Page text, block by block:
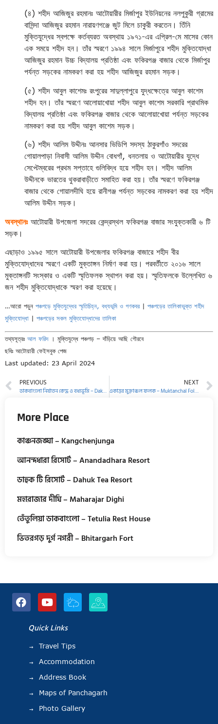
(৪) শহীদ আজিজুর রহমানঃ আটোয়ারীর মির্জাপুর ইউনিয়নের নলপুকুরী গ্রামের
বাসিন্দা আজিজুর রহমান নারায়ণগঞ্জে জুট মিলে চাকুরী করতেন। তিঁনি
মুক্তিযুদ্ধের স্বপক্ষে কর্তব্যরত অবস্থায় ১৯৭১-এর এপ্রিল-মে মাসের কোন
এক সময়ে শহীদ হন। তাঁর স্মরণে ১৯৯৪ সালে মির্জাপুরে শহীদ মুক্তিযোদ্ধা
আজিজুর রহমান উচ্চ বিদ্যালয় প্রতিষ্ঠা এবং ফকিরগঞ্জ বাজার থেকে মির্জাপুর
পর্যন্ত সড়কের নামকরণ করা হয় শহীদ আজিজুর রহমান সড়ক।
(৫) শহীদ আবুল কাশেমঃ রংপুরের সাদুল্লাপুরে যুদ্ধক্ষেত্রে আবুল কাশেম
শহীদ হন। তাঁর স্মরণে আলোয়াখোয়া শহীদ আবুল কাশেম সরকারি প্রাথমিক
বিদ্যালয় প্রতিষ্ঠা এবং ফকিরগঞ্জ বাজার থেকে আলোয়াখোয়া পর্যন্ত সড়কের
নামকরণ করা হয় শহীদ আবুল কাশেম সড়ক।
(৬) শহীদ আলিম উদ্দীনঃ আনসার ভিডিপি সদস্য ঠাকুরগাঁও সদরের
গোয়ালপাড়া নিবাসী আলিম উদ্দীন বোধগাঁ, ধনতলায় ও আটোয়ারীর যুদ্ধে
সেপ্টেম্বরের প্রথম সপ্তাহে গুলিবিদ্ধ হয়ে শহীদ হন। শহীদ আলিম
উদ্দীনকে ভারতের থুকরাবাড়ীতে সমাহিত করা হয়। তাঁর স্মরণে ফকিরগঞ্জ
বাজার থেকে গোয়ালদীঘি হয়ে রানীগঞ্জ পর্যন্ত সড়কের নামকরণ করা হয় শহীদ
আলিম উদ্দীন সড়ক।
অবস্থানঃআটোয়ারী উপজেলা সদরের কেন্দ্রস্থল ফকিরগঞ্জ বাজার সংযুক্তকারী ৬ টি
সড়ক।
এছাড়াও ১৯৯৫ সালে আটোয়ারী উপজেলার ফকিরগঞ্জ বাজারে শহীদ বীর
মুক্তিযোদ্ধাদের স্মরণে একটি মুক্তাঙ্গন নির্মাণ করা হয়। পরবর্তীতে ২০১৬ সালে
মুক্তাঙ্গনটি সংস্কার ও একটি স্মৃতিফলক স্থাপন করা হয়। স্মৃতিফলকে উল্লেখিত ৬
জন শহীদ মুক্তিযোদ্ধাকে স্মরণ করা হয়েছে।
…আরো পড়ুন পঞ্চগড়ে মুক্তিযুদ্ধের স্মৃতিচিহ্ন, বধ্যভূমি ও গণকবর | পঞ্চগড়ের তালিকাভুক্ত শহীদ
মুক্তিযোদ্ধা | পঞ্চগড়ের সকল মুক্তিযোদ্ধাদের তালিকা
তথ্যসূত্রঃ আল ফরিদ। মুক্তিযুদ্ধে পঞ্চগড় – দাঁড়িয়ে আছি গৌরবে
ছবিঃ আটোয়ারী ফেইসবুক পেজ
Last updated: 23 April 2024
PREVIOUS
ডাকবাংলো নির্যাতন কেন্দ্র ও বধ্যভূমি – Dakbungalow Slaughterhouse
NEXT
একাত্তর মুক্তাঞ্চল ফলক – Muktanchal Folok
More Place
কাঞ্চনজঙ্ঘা – Kangchenjunga
আনন্দধারা রিসোর্ট – Anandadhara Resort
ডাহুক টি রিসোর্ট – Dahuk Tea Resort
মহারাজার দীঘি – Maharajar Dighi
তেঁতুলিয়া ডাকবাংলো – Tetulia Rest House
ভিতরগড় দুর্গ নগরী – Bhitargarh Fort
Quick Links
Travel Tips
Accommodation
Address Book
Maps of Panchagarh
Photo Gallery